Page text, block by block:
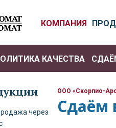
КОМПАНИЯ
КАЧЕСТВА
через
ООО «Скорпио-
Сдаём